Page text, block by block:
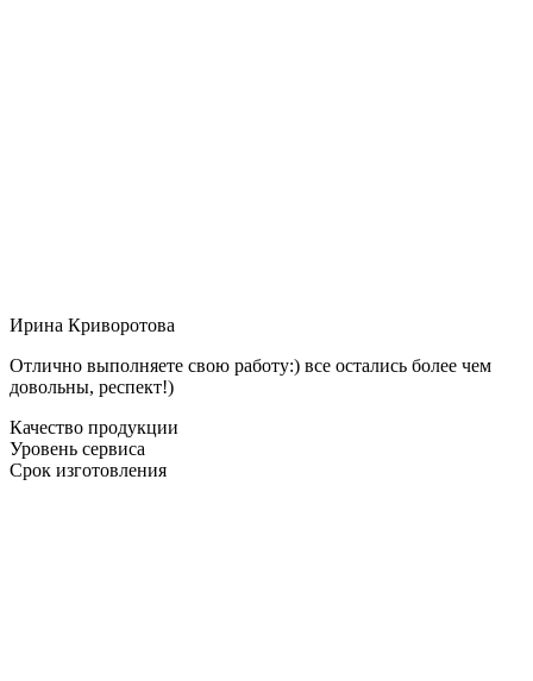
Ирина Криворотова
Отлично выполняете свою работу:) все остались более чем
довольны, респект!)
Качество продукции
Уровень сервиса
Срок изготовления